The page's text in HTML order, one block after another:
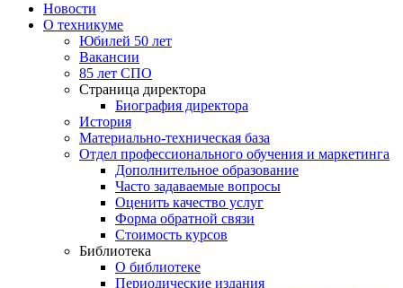
Новости
О техникуме
Юбилей 50 лет
Вакансии
85 лет СПО
Страница директора
Биография директора
История
Материально-техническая база
Отдел профессионального обучения и маркетинга
Дополнительное образование
Часто задаваемые вопросы
Оценить качество услуг
Форма обратной связи
Стоимость курсов
Библиотека
О библиотеке
Периодические издания